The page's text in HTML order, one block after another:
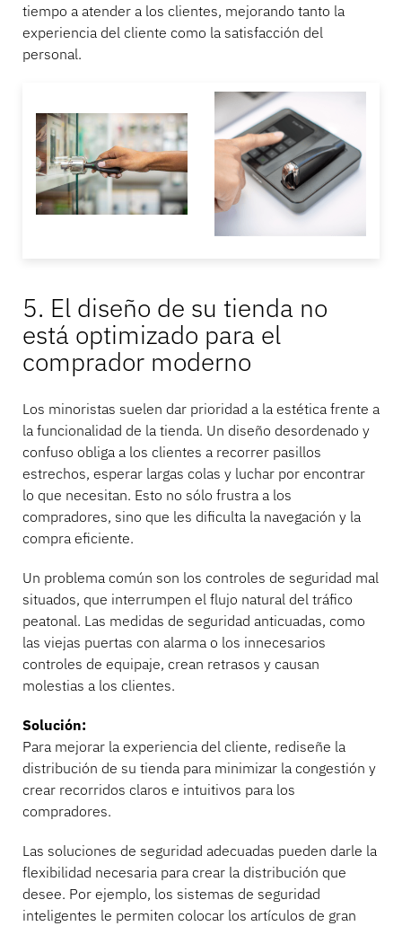
tiempo a atender a los clientes, mejorando tanto la
experiencia del cliente como la satisfacción del
personal.
5. El diseño de su tienda no
está optimizado para el
comprador moderno
Los minoristas suelen dar prioridad a la estética frente a
la funcionalidad de la tienda. Un diseño desordenado y
confuso obliga a los clientes a recorrer pasillos
estrechos, esperar largas colas y luchar por encontrar
lo que necesitan. Esto no sólo frustra a los
compradores, sino que les dificulta la navegación y la
compra eficiente.
Un problema común son los controles de seguridad mal
situados, que interrumpen el flujo natural del tráfico
peatonal. Las medidas de seguridad anticuadas, como
las viejas puertas con alarma o los innecesarios
controles de equipaje, crean retrasos y causan
molestias a los clientes.
Solución:
Para mejorar la experiencia del cliente, rediseñe la
distribución de su tienda para minimizar la congestión y
crear recorridos claros e intuitivos para los
compradores.
Las soluciones de seguridad adecuadas pueden darle la
flexibilidad necesaria para crear la distribución que
desee. Por ejemplo, los sistemas de seguridad
inteligentes le permiten colocar los artículos de gran